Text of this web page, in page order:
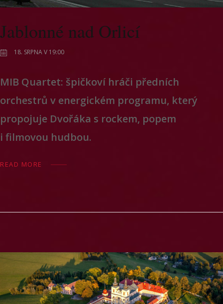
Jablonné nad Orlicí
18. SRPNA V 19:00
MIB Quartet: špičkoví hráči předních
orchestrů v energickém programu, který
propojuje Dvořáka s rockem, popem
i filmovou hudbou.
READ MORE